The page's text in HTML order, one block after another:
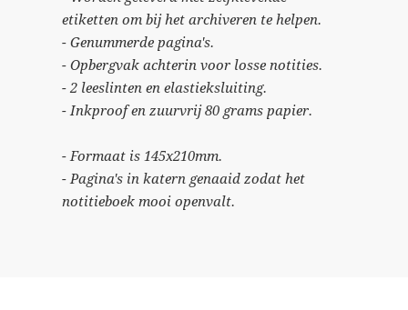
etiketten om bij het archiveren te helpen.
- Genummerde pagina's.
- Opbergvak achterin voor losse notities.
- 2 leeslinten en elastieksluiting.
- Inkproof en zuurvrij 80 grams papier.
- Formaat is 145x210mm.
- Pagina's in katern genaaid zodat het
notitieboek mooi openvalt.